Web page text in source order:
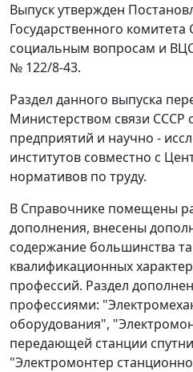
Выпуск утвержден
Государственного комитета
социальным вопросам и
№ 122/8-43.
Раздел данного выпуска
Министерством связи СССР
предприятий и научно -
институтов совместно с
нормативов по труду.
В Справочнике помещены
дополнения, внесены
содержание большинства
квалификационных
профессий. Раздел
профессиями:
оборудования",
передающей станции
"Электромонтер